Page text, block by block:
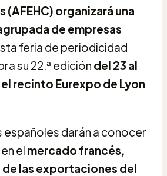
organizará una
de empresas
feria de periodicidad
su 22.ª edición del 23 al
recinto Eurexpo de Lyon
darán a conocer
el mercado francés,
las exportaciones del